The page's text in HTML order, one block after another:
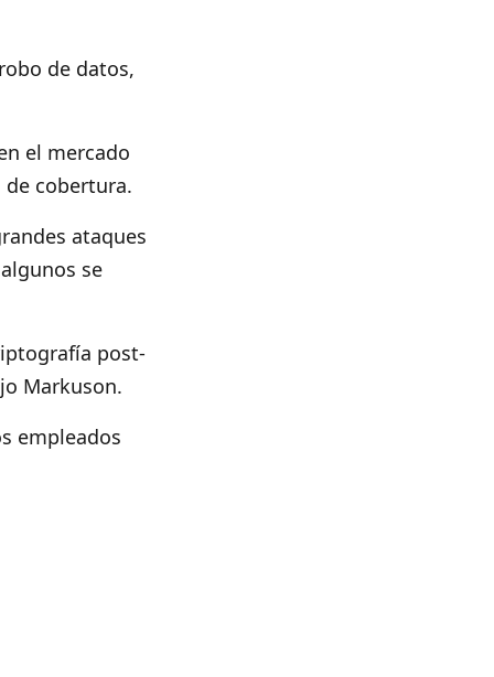
de datos,
el mercado
de cobertura.
ataques
se
post-
Markuson.
empleados